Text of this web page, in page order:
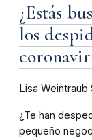
¿Estás
los
Lisa Weintraub
¿Te han
pequeño